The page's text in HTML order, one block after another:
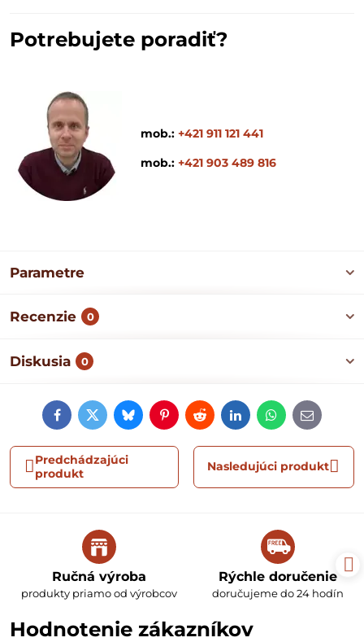
Potrebujete poradiť?
mob.: +421 911 121 441
mob.: +421 903 489 816
Parametre
Recenzie 0
Diskusia 0
FacebookTwitterBlueskyPinterestRedditLinkedInWhatsApp
E-
mail
Predchádzajúci
produkt
Nasledujúci produkt
Ručná výroba
produkty priamo od výrobcov
Rýchle doručenie
doručujeme do 24 hodín
Hodnotenie zákazníkov